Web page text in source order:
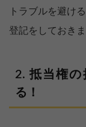
トラブルを避け
登記をしておきま
抵当権の
る！